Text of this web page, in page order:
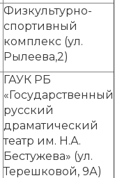
Физкультурно-
спортивный
комплекс (ул.
Рылеева,2)
ГАУК РБ
«Государственный
русский
драматический
театр им. Н.А.
Бестужева» (ул.
Терешковой, 9А)